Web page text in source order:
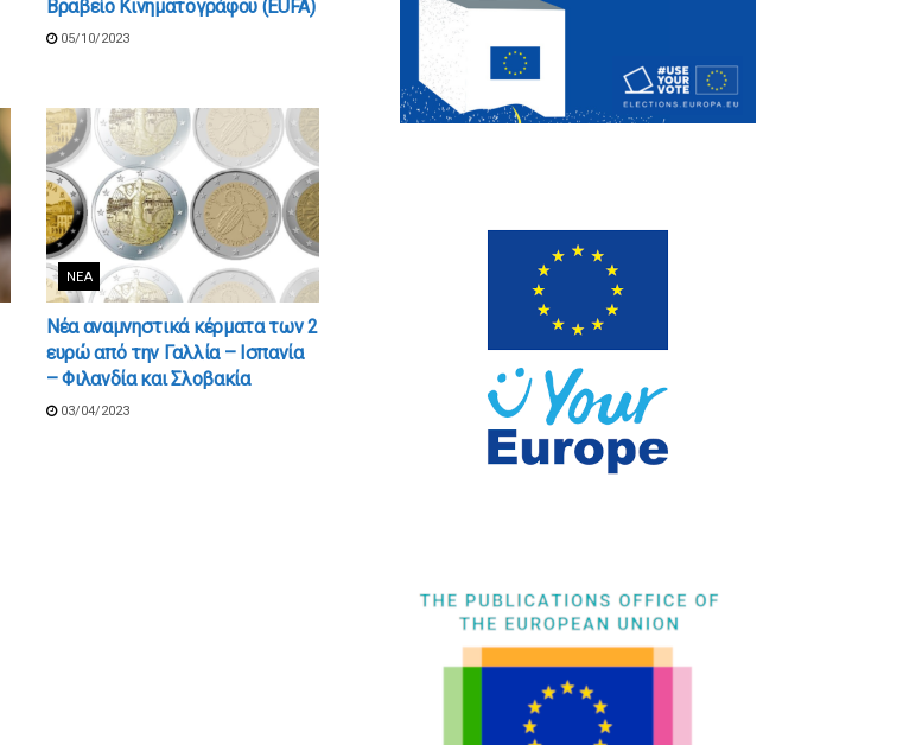
Βραβείο Κινηματογράφου (EUFA)
05/10/2023
ΝΈΑ
Νέα αναμνηστικά κέρματα των 2
ευρώ από την Γαλλία – Ισπανία
– Φιλανδία και Σλοβακία
03/04/2023